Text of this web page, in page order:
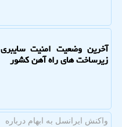
آخرین وضعیت امنیت سایبری
زیرساخت های راه آهن کشور
واكنش ایرانسل به ابهام درباره